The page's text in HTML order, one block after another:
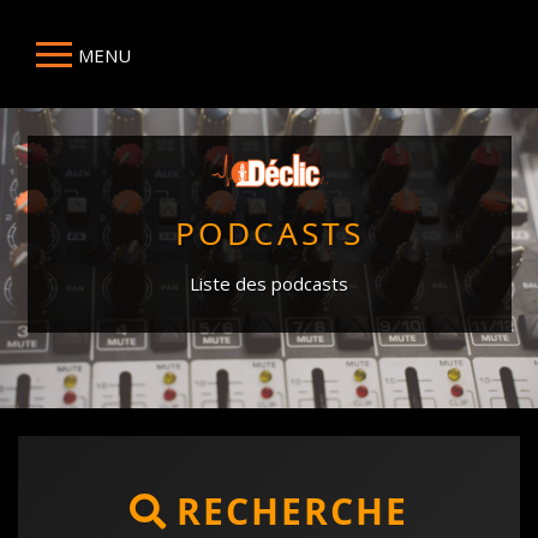
MENU
PODCASTS
Liste des podcasts
RECHERCHE